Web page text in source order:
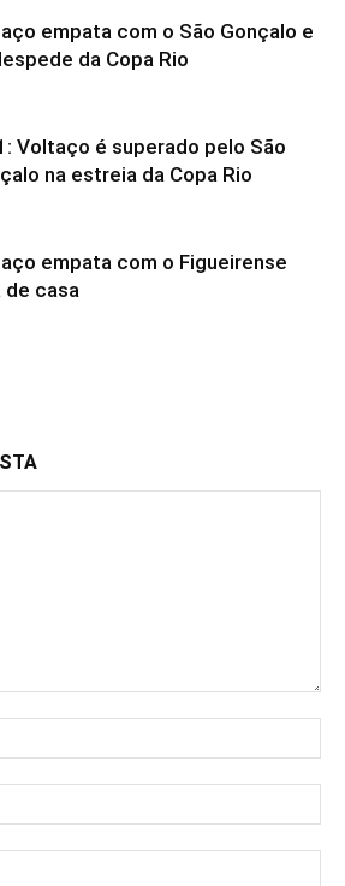
empata com o São Gonçalo e
da Copa Rio
Voltaço é superado pelo São
na estreia da Copa Rio
empata com o Figueirense
de casa